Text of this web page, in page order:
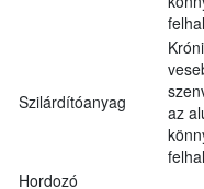
Szilárdítóanyag
az
Hordozó